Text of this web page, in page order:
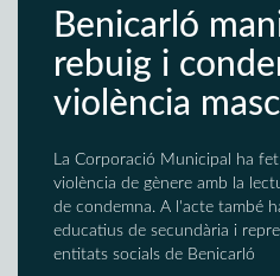
Benicarló
rebuig i
violència
La Corporació Municipal ha
violència de gènere amb la
de condemna. A l'acte també
educatius de secundària i
entitats socials de Benicarló